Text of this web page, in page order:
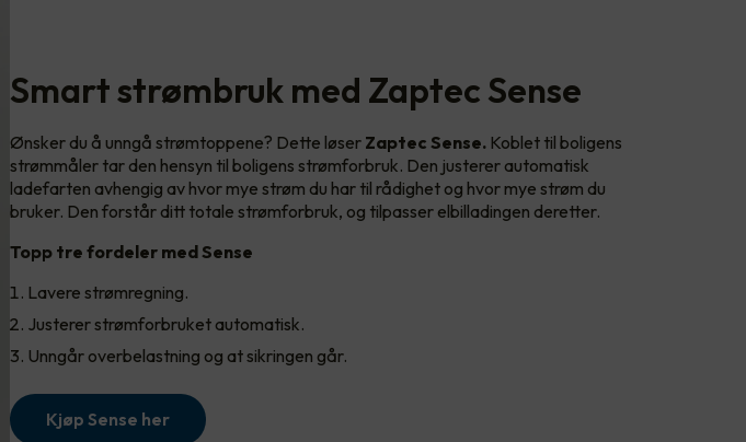
Smart strømbruk med Zaptec Sense
Ønsker du å unngå strømtoppene? Dette løser Zaptec Sense. Koblet til boligens
strømmåler tar den hensyn til boligens strømforbruk. Den justerer automatisk
ladefarten avhengig av hvor mye strøm du har til rådighet og hvor mye strøm du
bruker. Den forstår ditt totale strømforbruk, og tilpasser elbilladingen deretter.
Topp tre fordeler med Sense
Lavere strømregning.
Justerer strømforbruket automatisk.
Unngår overbelastning og at sikringen går.
Kjøp Sense her